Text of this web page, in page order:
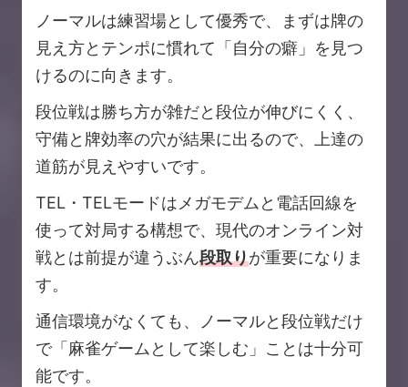
ノーマルは練習場として優秀で、まずは牌の
見え方とテンポに慣れて「自分の癖」を見つ
けるのに向きます。
段位戦は勝ち方が雑だと段位が伸びにくく、
守備と牌効率の穴が結果に出るので、上達の
道筋が見えやすいです。
TEL・TELモードはメガモデムと電話回線を
使って対局する構想で、現代のオンライン対
戦とは前提が違うぶん段取りが重要になりま
す。
通信環境がなくても、ノーマルと段位戦だけ
で「麻雀ゲームとして楽しむ」ことは十分可
能です。